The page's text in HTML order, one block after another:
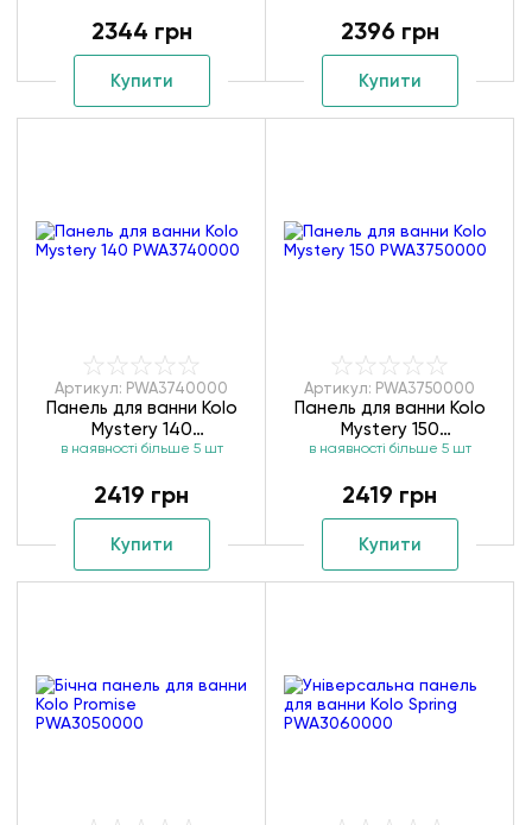
2344 грн
Купити
2396 грн
Купити
Артикул: PWA3740000
Панель для ванни Kolo
Mystery 140
PWA3740000
в наявності більше 5 шт
2419 грн
Купити
Артикул: PWA3750000
Панель для ванни Kolo
Mystery 150
PWA3750000
в наявності більше 5 шт
2419 грн
Купити